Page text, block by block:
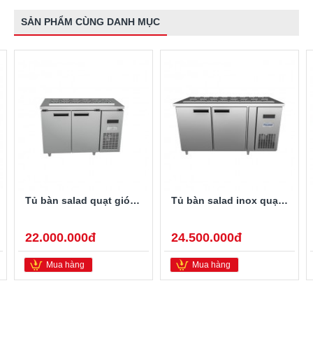
SẢN PHẨM CÙNG DANH MỤC
Tủ bàn salad quạt gió BSQ.2MI1275
22.000.000đ
Mua hàng
Tủ bàn salad inox quạt gió BSQ.2MI1575
24.500.000đ
Mua hàng